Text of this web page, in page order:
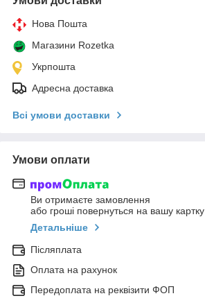
Нова Пошта
Магазини Rozetka
Укрпошта
Адресна доставка
Всі умови доставки
Умови оплати
Ви отримаєте замовлення
або гроші повернуться на вашу картку
Детальніше
Післяплата
Оплата на рахунок
Передоплата на реквізити ФОП